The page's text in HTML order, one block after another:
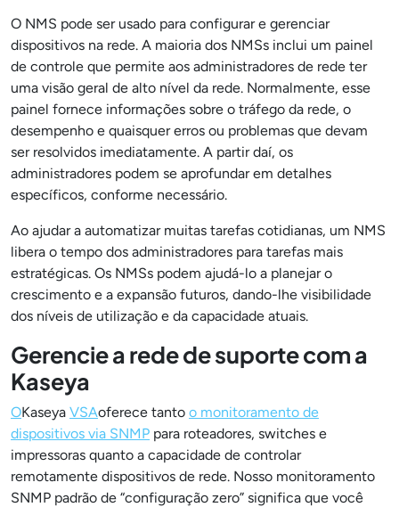
O NMS pode ser usado para configurar e gerenciar
dispositivos na rede. A maioria dos NMSs inclui um painel
de controle que permite aos administradores de rede ter
uma visão geral de alto nível da rede. Normalmente, esse
painel fornece informações sobre o tráfego da rede, o
desempenho e quaisquer erros ou problemas que devam
ser resolvidos imediatamente. A partir daí, os
administradores podem se aprofundar em detalhes
específicos, conforme necessário.
Ao ajudar a automatizar muitas tarefas cotidianas, um NMS
libera o tempo dos administradores para tarefas mais
estratégicas. Os NMSs podem ajudá-lo a planejar o
crescimento e a expansão futuros, dando-lhe visibilidade
dos níveis de utilização e da capacidade atuais.
Gerencie a rede de suporte com a
Kaseya
OKaseya VSAoferece tanto o monitoramento de
dispositivos via SNMP para roteadores, switches e
impressoras quanto a capacidade de controlar
remotamente dispositivos de rede. Nosso monitoramento
SNMP padrão de “configuração zero” significa que você